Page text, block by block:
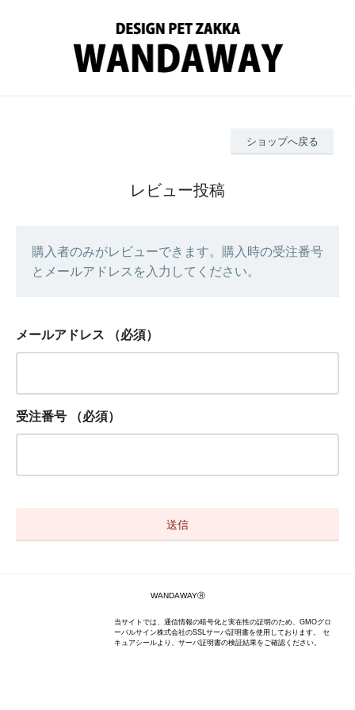
ショップへ戻る
レビュー投稿
購入者のみがレビューできます。購入時の受注番号
とメールアドレスを入力してください。
メールアドレス （必須）
受注番号 （必須）
WANDAWAYⓇ
当サイトでは、通信情報の暗号化と実在性の証明のため、GMOグロ
ーバルサイン株式会社のSSLサーバ証明書を使用しております。 セ
キュアシールより、サーバ証明書の検証結果をご確認ください。